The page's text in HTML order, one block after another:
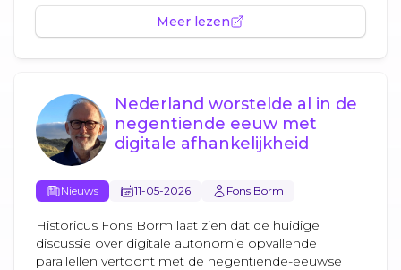
Meer lezen
Nederland worstelde al in de
negentiende eeuw met
digitale afhankelijkheid
Nieuws 11-05-2026 Fons Borm
Historicus Fons Borm laat zien dat de huidige
discussie over digitale autonomie opvallende
parallellen vertoont met de negentiende-eeuwse